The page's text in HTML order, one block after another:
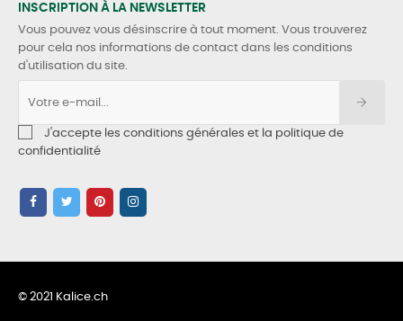
INSCRIPTION À LA NEWSLETTER
Vous pouvez vous désinscrire à tout moment. Vous trouverez
pour cela nos informations de contact dans les conditions
d'utilisation du site.
J'accepte les conditions générales et la politique de
confidentialité
© 2021 Kalice.ch